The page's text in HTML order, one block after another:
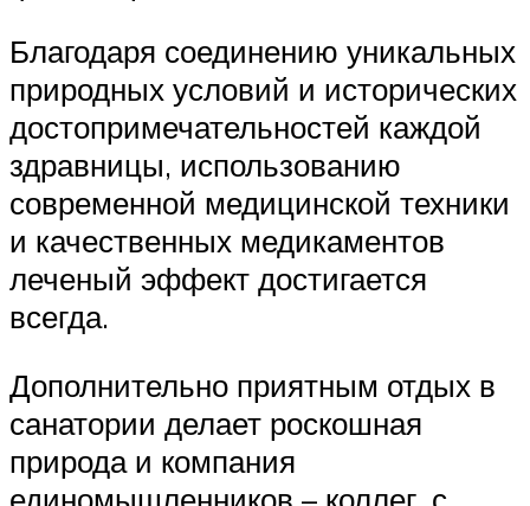
Благодаря соединению уникальных
природных условий и исторических
достопримечательностей каждой
здравницы, использованию
современной медицинской техники
и качественных медикаментов
леченый эффект достигается
всегда.
Дополнительно приятным отдых в
санатории делает роскошная
природа и компания